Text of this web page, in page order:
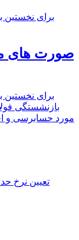
برای نخستین
صورت های
برای نخستین
بازنشستگی
مورد حسابرسی و